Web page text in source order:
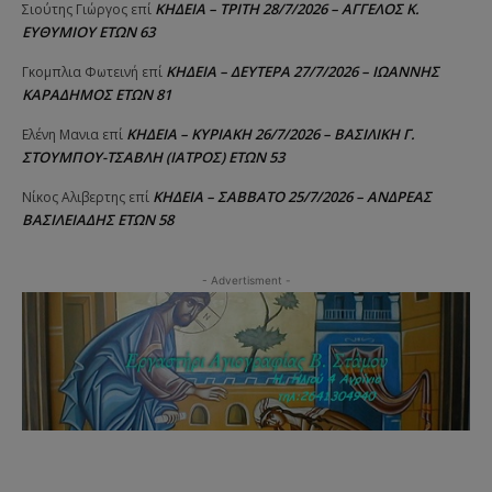
Σιούτης Γιώργος επί ΚΗΔΕΙΑ – ΤΡΙΤΗ 28/7/2026 – ΑΓΓΕΛΟΣ Κ.
ΕΥΘΥΜΙΟΥ ΕΤΩΝ 63
Γκομπλια Φωτεινή επί ΚΗΔΕΙΑ – ΔΕΥΤΕΡΑ 27/7/2026 – ΙΩΑΝΝΗΣ
ΚΑΡΑΔΗΜΟΣ ΕΤΩΝ 81
Ελένη Μανια επί ΚΗΔΕΙΑ – ΚΥΡΙΑΚΗ 26/7/2026 – ΒΑΣΙΛΙΚΗ Γ.
ΣΤΟΥΜΠΟΥ-ΤΣΑΒΛΗ (ΙΑΤΡΟΣ) ΕΤΩΝ 53
Νίκος Αλιβερτης επί ΚΗΔΕΙΑ – ΣΑΒΒΑΤΟ 25/7/2026 – ΑΝΔΡΕΑΣ
ΒΑΣΙΛΕΙΑΔΗΣ ΕΤΩΝ 58
- Advertisment -